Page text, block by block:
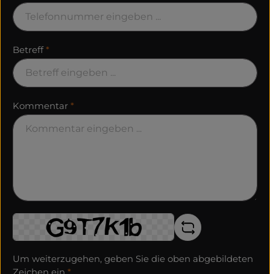
Betreff*
Kommentar *
Um weiterzugehen, geben Sie die oben abgebildeten